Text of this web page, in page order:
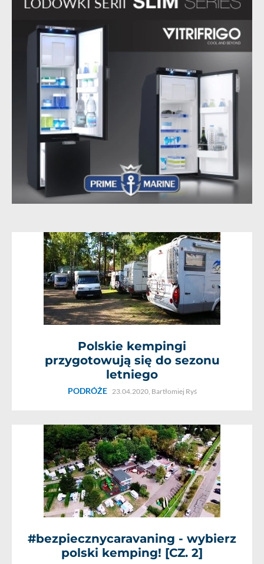
Polskie kempingi
przygotowują się do sezonu
letniego
PODRÓŻE 23.04.2020, Bartłomiej Ryś
#bezpiecznycaravaning - wybierz
polski kemping! [CZ. 2]